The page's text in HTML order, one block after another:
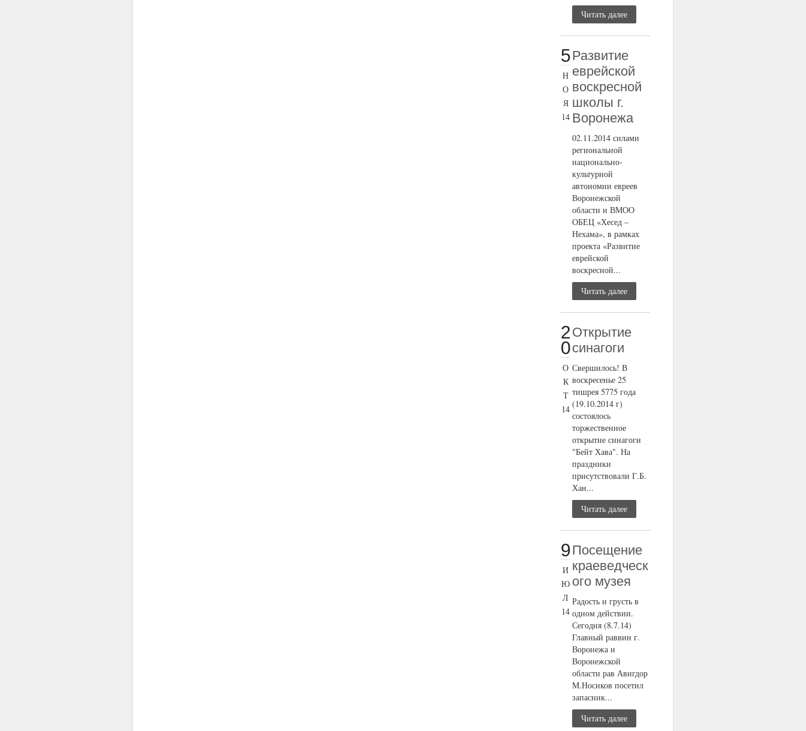
Читать далее
5
Н
О
Я
14
Развитие
еврейской
воскресной
школы г.
Воронежа
02.11.2014 силами
региональной
национально-
культурной
автономии евреев
Воронежской
области и ВМОО
ОБЕЦ «Хесед –
Нехама», в рамках
проекта «Развитие
еврейской
воскресной...
Читать далее
2
0
О
К
Т
14
Открытие
синагоги
Свершилось! В
воскресенье 25
тишрея 5775 года
(19.10.2014 г)
состоялось
торжественное
открытие синагоги
"Бейт Хава". На
праздники
присутствовали Г.Б.
Хан...
Читать далее
9
И
Ю
Л
14
Посещение
краеведческ
ого музея
Радость и грусть в
одном действии.
Сегодня (8.7.14)
Главный раввин г.
Воронежа и
Воронежской
области рав Авигдор
М.Носиков посетил
запасник...
Читать далее